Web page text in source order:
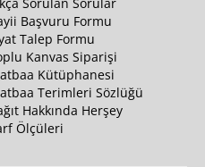
Sorulan Sorular
Başvuru Formu
Talep Formu
Kanvas Siparişi
Kütüphanesi
Terimleri Sözlüğü
Hakkında Herşey
Ölçüleri